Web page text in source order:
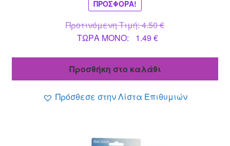
ΠΡΟΣΦΟΡΆ!
Προτινόμενη Τιμή:4.50€Original
ΤΩΡΑ MONO: 1.49€Η
είναι:
Προσθήκη στο καλάθι
Πρόσθεσε στην Λίστα Επιθυμιών